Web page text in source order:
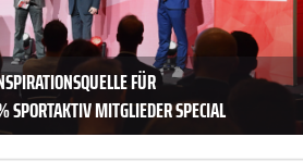
FÜR
MITGLIEDER SPECIAL